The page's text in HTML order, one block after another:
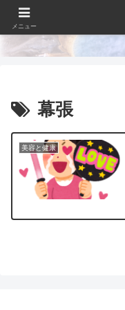
幕張
美容と健康
メニュー